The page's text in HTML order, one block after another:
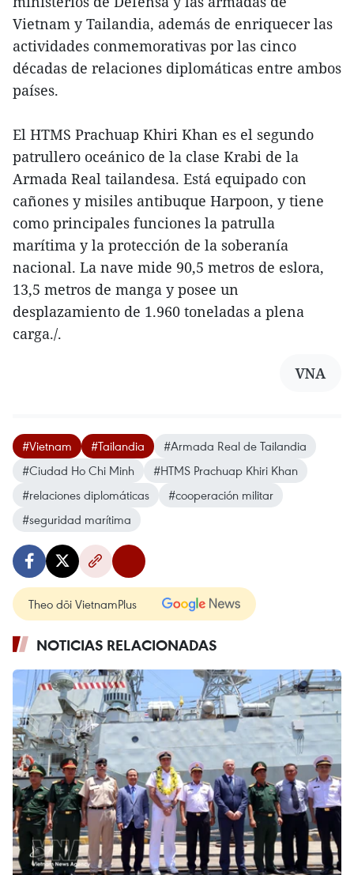
Vietnam y Tailandia, además de enriquecer las
actividades conmemorativas por las cinco
décadas de relaciones diplomáticas entre ambos
países.
El HTMS Prachuap Khiri Khan es el segundo
patrullero oceánico de la clase Krabi de la
Armada Real tailandesa. Está equipado con
cañones y misiles antibuque Harpoon, y tiene
como principales funciones la patrulla
marítima y la protección de la soberanía
nacional. La nave mide 90,5 metros de eslora,
13,5 metros de manga y posee un
desplazamiento de 1.960 toneladas a plena
carga./.
VNA
#Vietnam #Tailandia
#Armada Real de Tailandia
#Ciudad Ho Chi Minh
#HTMS Prachuap Khiri Khan
#relaciones diplomáticas
#cooperación militar
#seguridad marítima
Theo dõi VietnamPlus
NOTICIAS RELACIONADAS